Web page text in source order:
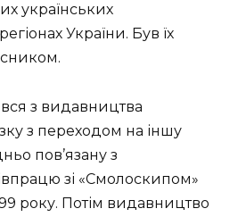
українських
України. Був їх
з видавництва
з переходом на іншу
пов’язану з
зі «Смолоскипом»
року. Потім видавництво